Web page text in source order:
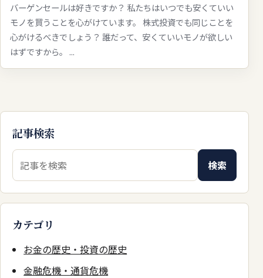
バーゲンセールは好きですか？ 私たちはいつでも安くていい
モノを買うことを心がけています。 株式投資でも同じことを
心がけるべきでしょう？ 誰だって、安くていいモノが欲しい
はずですから。 ...
記事検索
検索キーワード
検索
カテゴリ
お金の歴史・投資の歴史
金融危機・通貨危機